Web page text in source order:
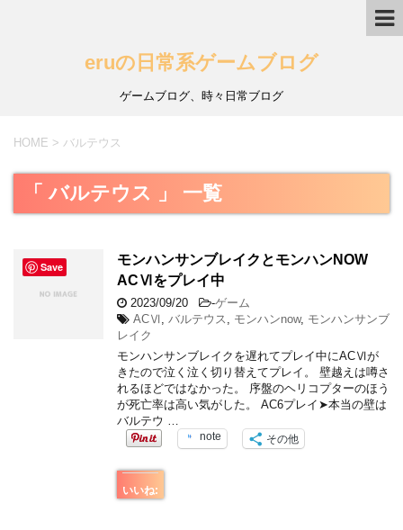
eruの日常系ゲームブログ
ゲームブログ、時々日常ブログ
HOME > バルテウス
「 バルテウス 」 一覧
モンハンサンブレイクとモンハンNOW
ACⅥをプレイ中
2023/09/20 -ゲーム
ACⅥ
バルテウス モンハンnow, モンハンサンブ
レイク
モンハンサンブレイクを遅れてプレイ中にACⅥが
きたので泣く泣く切り替えてプレイ。 壁越えは噂さ
れるほどではなかった。 序盤のヘリコプターのほう
が死亡率は高い気がした。 AC6プレイ➤本当の壁は
バルテウ …
note その他
いいね:
Save